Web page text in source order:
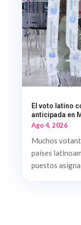
El voto latino
anticipada en
Ago 4, 2026
Muchos
países
puestos